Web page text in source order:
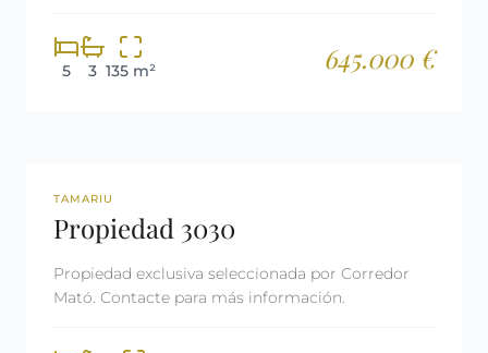
5 3 135 m² 645.000 €
REF: 3030
TAMARIU
Propiedad 3030
Propiedad exclusiva seleccionada por Corredor
Mató. Contacte para más información.